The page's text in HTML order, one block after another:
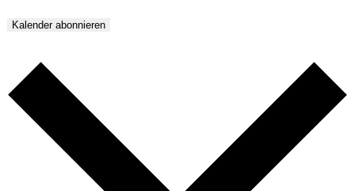
Kalender abonnieren